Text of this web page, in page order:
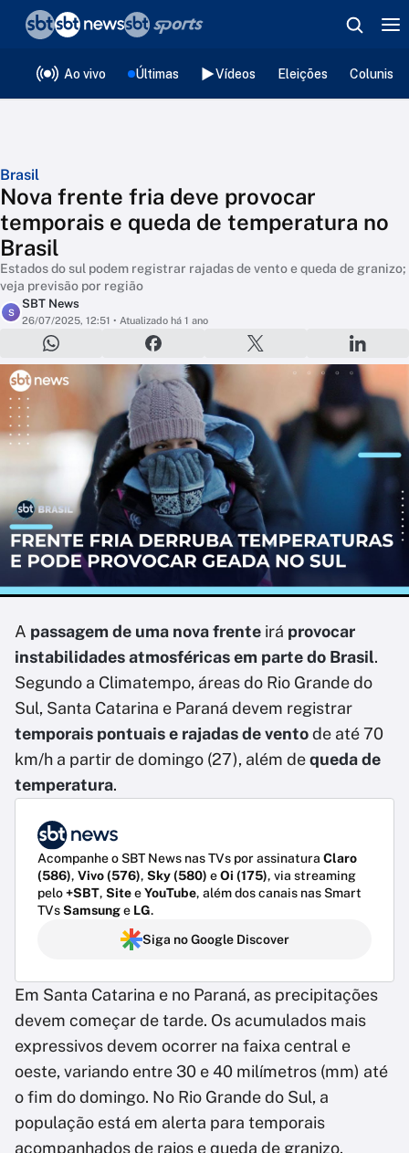
Ao vivo Últimas Vídeos Eleições
Brasil
Nova frente fria deve provocar
temporais e queda de temperatura no
Brasil
Estados do sul podem registrar rajadas de vento e queda de granizo;
veja previsão por região
S
SBT News
26/07/2025, 12:51 • Atualizado há 1 ano
A passagem de uma nova frente irá provocar
instabilidades atmosféricas em parte do Brasil.
Segundo a Climatempo, áreas do Rio Grande do
Sul, Santa Catarina e Paraná devem registrar
temporais pontuais e rajadas de ventode até 70
km/h a partir de domingo (27), além dequeda de
temperatura.
Acompanhe o SBT News nas TVs por assinatura Claro
(586), Vivo (576), Sky (580) eOi (175), via streaming
pelo+SBT, SiteeYouTube, além dos canais nas Smart
TVsSamsunge LG.
Siga no Google Discover
Em Santa Catarina e no Paraná, as precipitações
devem começar de tarde. Os acumulados mais
expressivos devem ocorrer na faixa central e
oeste, variando entre 30 e 40 milímetros (mm) até
o fim do domingo. No Rio Grande do Sul, a
população está em alerta para temporais
acompanhados de raios e queda de granizo.
❮voltar
Editorias